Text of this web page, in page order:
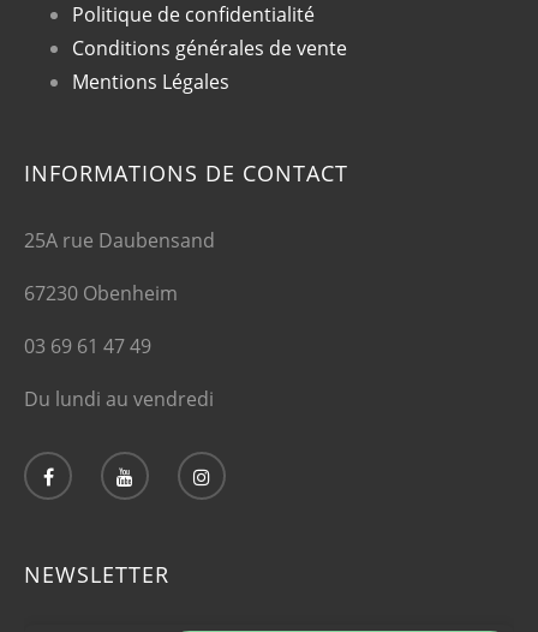
Politique de confidentialité
Conditions générales de vente
Mentions Légales
INFORMATIONS DE CONTACT
25A rue Daubensand
67230 Obenheim
03 69 61 47 49
Du lundi au vendredi
NEWSLETTER